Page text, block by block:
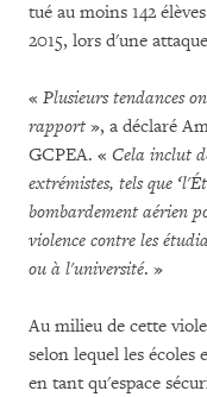
tué au moins 142
2015, lors d'une
« Plusieurs tendances
rapport », a déclaré
GCPEA. « Cela inclut
extrémistes, tels que
bombardement aérien
violence contre les
ou à l'université. »
Au milieu de cette
selon lequel les écoles
en tant qu'espace